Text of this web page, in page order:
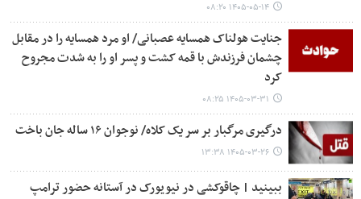
۱۴۰۵-۰۵-۱۴ ۰۸:۲۰
جنایت هولناک همسایه‌ عصبانی/ او مرد همسایه را در مقابل
چشمان فرزندش با قمه کشت و پسر او را به شدت مجروح
کرد
۱۴۰۵-۰۳-۳۱ ۰۸:۲۵
درگیری مرگبار بر سر یک کلاه/ نوجوان ۱۶ ساله جان باخت
۱۴۰۵-۰۳-۲۶ ۱۳:۳۸
ببینید | چاقوکشی در نیویورک در آستانه حضور ترامپ